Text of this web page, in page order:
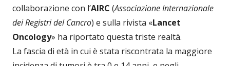
collaborazione con l’AIRC (Associazione Internazionale
dei Registri del Cancro) e sulla rivista «Lancet
Oncology» ha riportato questa triste realtà.
La fascia di età in cui è stata riscontrata la maggiore